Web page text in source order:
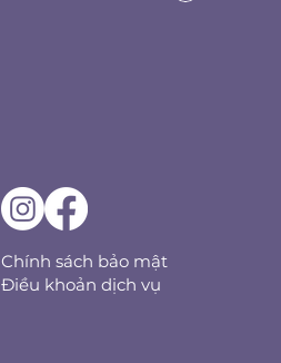
Chính sách bảo mật
Điều khoản dịch vụ